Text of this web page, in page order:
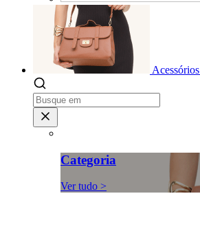
Acessórios
Categoria
Ver tudo >